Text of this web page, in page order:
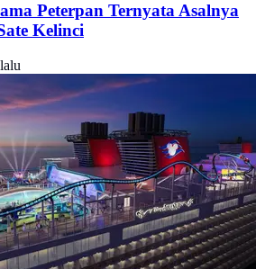
Peterpan Ternyata Asalnya
Kelinci